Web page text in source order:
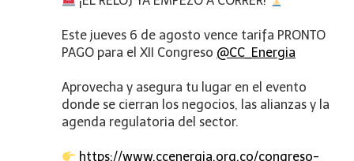
Este jueves 6 de agosto vence tarifa PRONTO
PAGO para el XII Congreso @CC_Energia
Aprovecha y asegura tu lugar en el evento
donde se cierran los negocios, las alianzas y la
agenda regulatoria del sector.
https://www.ccenergia.org.co/congreso-